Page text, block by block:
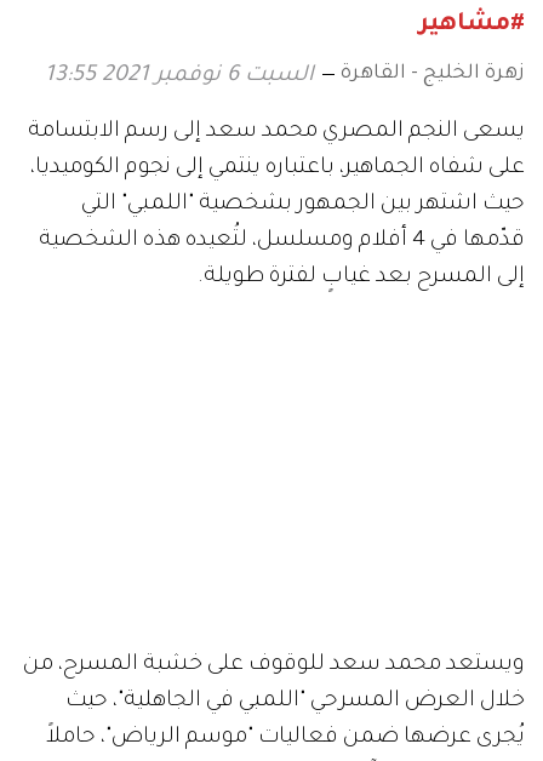
#مشاهير
زهرة الخليج - القاهرة السبت 6 نوفمبر 2021 13:55
يسعى النجم المصري محمد سعد إلى رسم الابتسامة
على شفاه الجماهير، باعتباره ينتمي إلى نجوم الكوميديا،
حيث اشتهر بين الجمهور بشخصية "اللمبي" التي
قدّمها في 4 أفلام ومسلسل، لتُعيده هذه الشخصية
إلى المسرح بعد غيابٍ لفترة طويلة.
ويستعد محمد سعد للوقوف على خشبة المسرح، من
خلال العرض المسرحي "اللمبي في الجاهلية"، حيث
يُجرى عرضها ضمن فعاليات "موسم الرياض"، حاملاً